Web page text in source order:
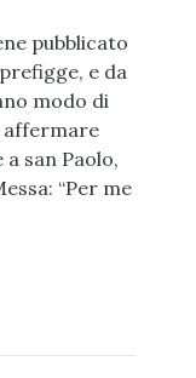
pubblicato
e da
modo di
san Paolo,
“Per me